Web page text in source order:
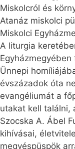
Miskolcról és
Atanáz miskolci
Miskolci
A liturgia
Ünnepi
évszázadok óta
evangéliumát a
utakat kell találni,
Szocska A. Ábel
kihívásai,
megyéspüspök